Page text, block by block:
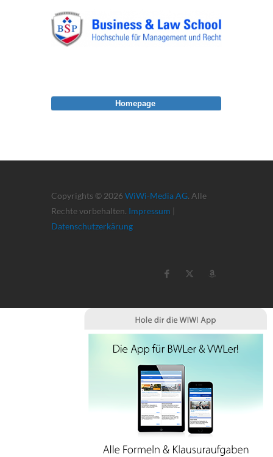
Copyrights © 2026 WiWi-Media AG. Alle
Rechte vorbehalten. Impressum |
Datenschutzerkärung
Homepage